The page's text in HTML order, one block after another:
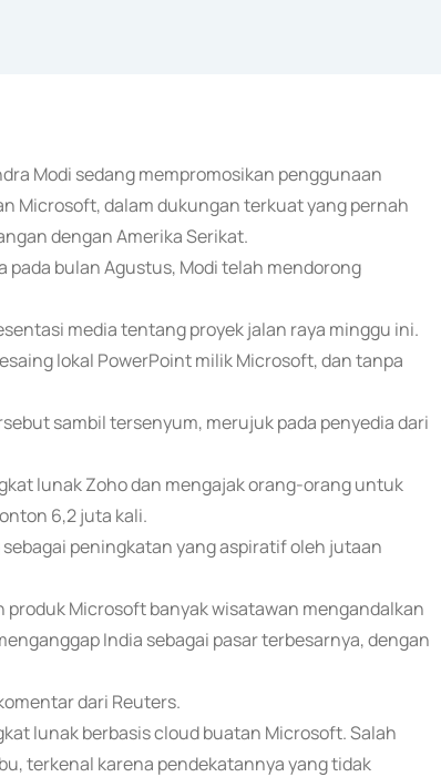
Modi sedang mempromosikan penggunaan
Microsoft, dalam dukungan terkuat yang pernah
dengan Amerika Serikat.
bulan Agustus, Modi telah mendorong
media tentang proyek jalan raya minggu ini.
lokal PowerPoint milik Microsoft, dan tanpa
sambil tersenyum, merujuk pada penyedia dari
lunak Zoho dan mengajak orang-orang untuk
6,2 juta kali.
peningkatan yang aspiratif oleh jutaan
Microsoft banyak wisatawan mengandalkan
India sebagai pasar terbesarnya, dengan
dari Reuters.
lunak berbasis cloud buatan Microsoft. Salah
terkenal karena pendekatannya yang tidak